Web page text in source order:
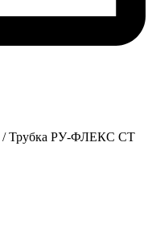
/ Трубка РУ-ФЛЕКС СТ